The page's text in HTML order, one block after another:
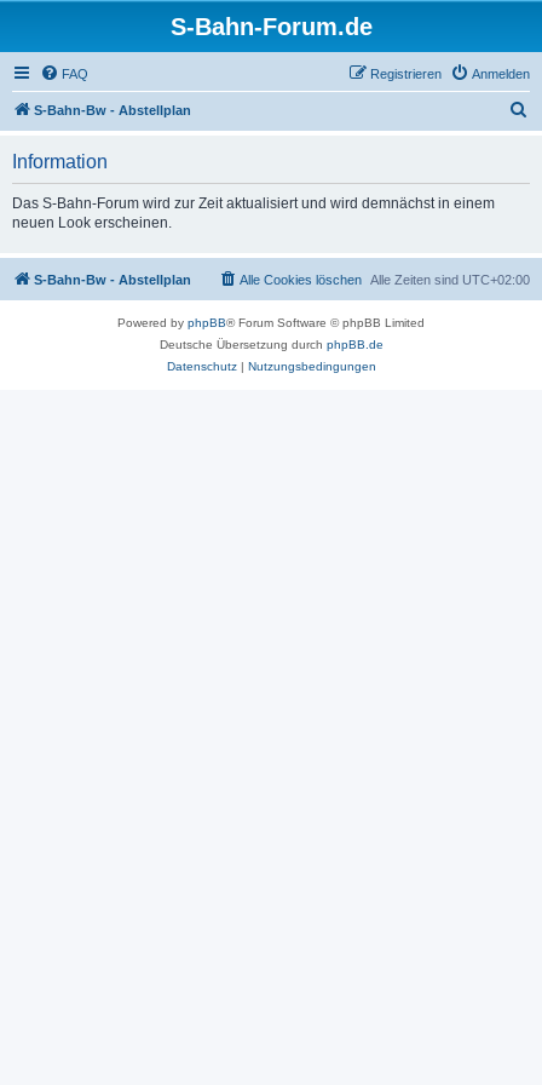
S-Bahn-Forum.de
FAQ Anmelden
Registrieren
S-Bahn-Bw - Abstellplan
Information
Das S-Bahn-Forum wird zur Zeit aktualisiert und wird demnächst in einem
neuen Look erscheinen.
S-Bahn-Bw - Abstellplan Alle Zeiten sind UTC+02:00
Alle Cookies löschen
Powered by phpBB® Forum Software © phpBB Limited
Deutsche Übersetzung durch phpBB.de
Datenschutz| Nutzungsbedingungen